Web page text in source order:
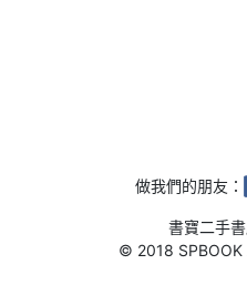
做我們的朋友：
書寶二手
© 2018 SPBOOK